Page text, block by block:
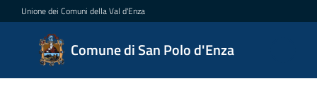
Vai al contenuto
Vai alla navigazione
Vai al footer
Unione dei Comuni della Val d'Enza
Comune di San Polo d'Enza
Comune
di San